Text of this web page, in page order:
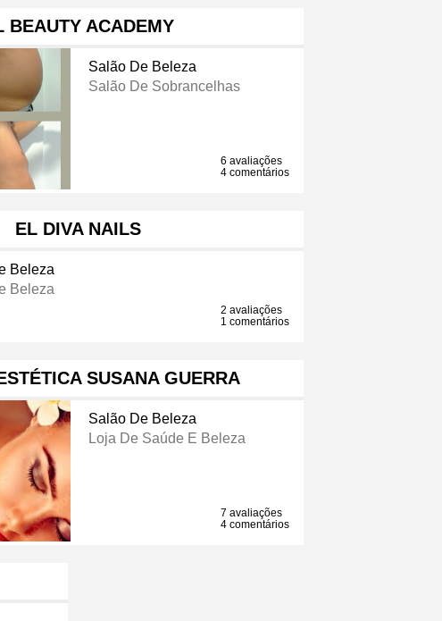
BEAUTY ACADEMY
Salão De Beleza
Salão De Sobrancelhas
6 avaliações
4 comentários
EL DIVA NAILS
Beleza
Beleza
2 avaliações
1 comentários
SUSANA GUERRA
Salão De Beleza
Loja De Saúde E Beleza
7 avaliações
4 comentários